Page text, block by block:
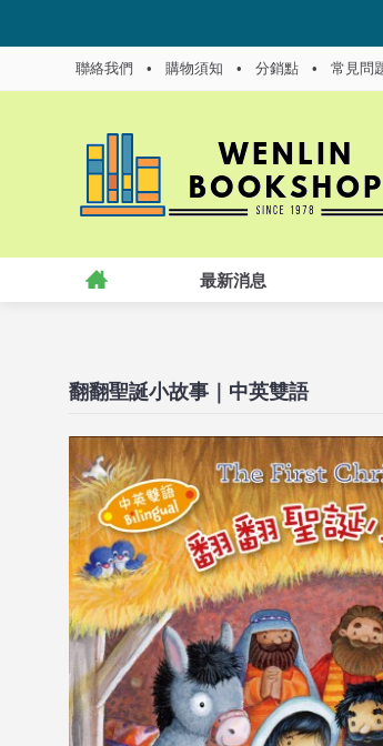
聯絡我們 • 購物須知 • 分銷點 • 常見問
最新消息
翻翻聖誕小故事｜中英雙語